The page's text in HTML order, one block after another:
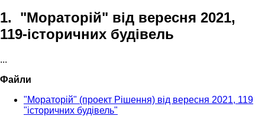
1. "Мораторій" від вересня 2021,
119-історичних будівель
...
Файли
"Мораторій" (проект Рішення) від вересня 2021, 119
"історичних будівель"